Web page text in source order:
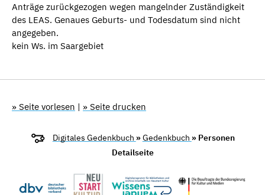
Anträge zurückgezogen wegen mangelnder Zuständigkeit
des LEAS. Genaues Geburts- und Todesdatum sind nicht
angegeben.
kein Ws. im Saargebiet
» Seite vorlesen | » Seite drucken
Digitales Gedenkbuch »Gedenkbuch » Personen
Detailseite